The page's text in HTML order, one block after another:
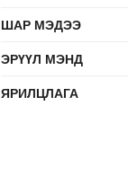
ШАР МЭДЭЭ
ЭРҮҮЛ МЭНД
ЯРИЛЦЛАГА